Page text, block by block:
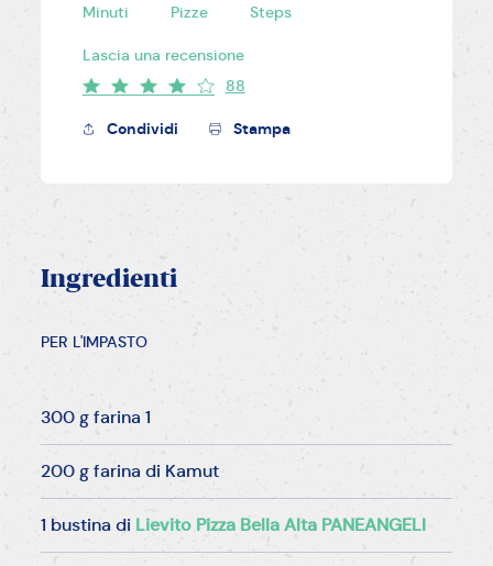
Minuti Pizze Steps
Lascia una recensione
88
Condividi Stampa
Ingredienti
PER L'IMPASTO
300 g farina 1
200 g farina di Kamut
1 bustina di Lievito Pizza Bella Alta PANEANGELI